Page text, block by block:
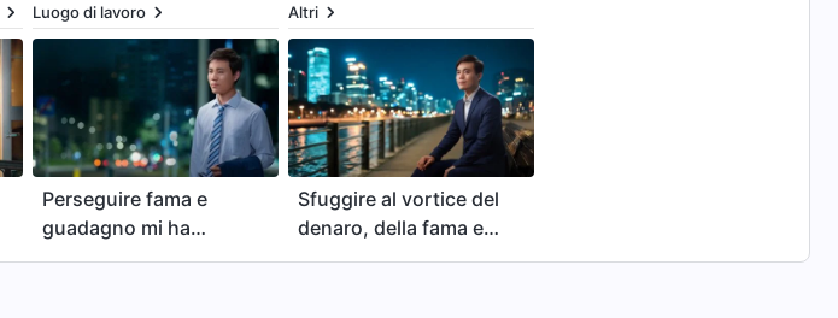
Luogo di lavoro
Perseguire fama e
guadagno mi ha
davvero distrutto
Altri
Sfuggire al vortice del
denaro, della fama e
del guadagno